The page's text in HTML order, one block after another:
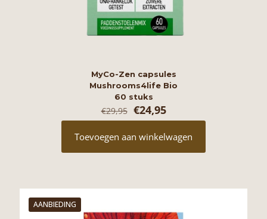
MyCo-Zen capsules
Mushrooms4life Bio
60 stuks
€29,95 Oorspronkelijke
prijs
was:
€29,95.
€24,95Huidige
prijs
€24,95.
Toevoegen aan winkelwagen
AANBIEDING